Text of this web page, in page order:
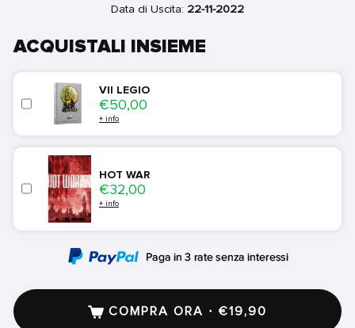
Data di Uscita: 22-11-2022
ACQUISTALI INSIEME
VII LEGIO
Price
€50,00
+ info
HOT WAR
Price
€32,00
+ info
COMPRA ORA · €19,90